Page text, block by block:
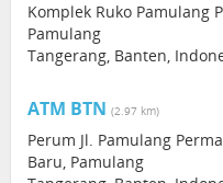
Komplek Ruko Pamulang
Pamulang
Tangerang, Banten,
ATM BTN (2.97 km)
Perum Jl. Pamulang
Baru, Pamulang